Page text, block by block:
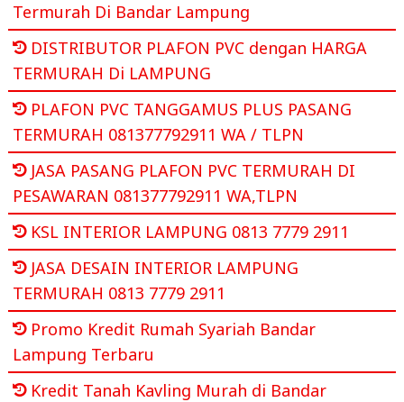
Termurah Di Bandar Lampung
DISTRIBUTOR PLAFON PVC dengan HARGA
TERMURAH Di LAMPUNG
PLAFON PVC TANGGAMUS PLUS PASANG
TERMURAH 081377792911 WA / TLPN
JASA PASANG PLAFON PVC TERMURAH DI
PESAWARAN 081377792911 WA,TLPN
KSL INTERIOR LAMPUNG 0813 7779 2911
JASA DESAIN INTERIOR LAMPUNG
TERMURAH 0813 7779 2911
Promo Kredit Rumah Syariah Bandar
Lampung Terbaru
Kredit Tanah Kavling Murah di Bandar